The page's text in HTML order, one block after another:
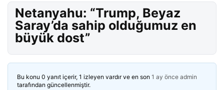
Netanyahu: “Trump, Beyaz
Saray’da sahip olduğumuz en
büyük dost”
Bu konu 0 yanıt içerir, 1 izleyen vardır ve en son 1 ay önce admin
tarafından güncellenmiştir.